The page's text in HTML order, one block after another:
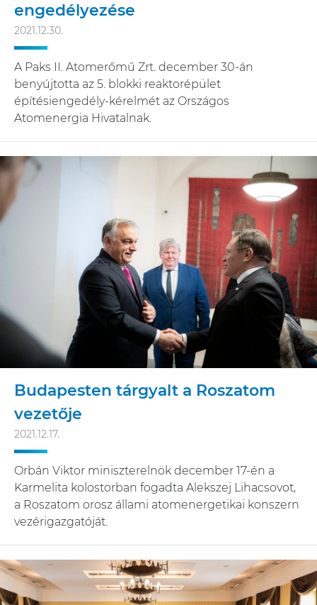
engedélyezése
2021.12.30.
A Paks II. Atomerőmű Zrt. december 30-án
benyújtotta az 5. blokki reaktorépület
építésiengedély-kérelmét az Országos
Atomenergia Hivatalnak.
Budapesten tárgyalt a Roszatom
vezetője
2021.12.17.
Orbán Viktor miniszterelnök december 17-én a
Karmelita kolostorban fogadta Alekszej Lihacsovot,
a Roszatom orosz állami atomenergetikai konszern
vezérigazgatóját.